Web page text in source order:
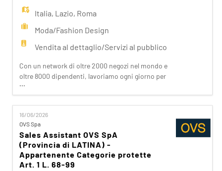
Italia, Lazio, Roma
Moda/Fashion Design
Vendita al dettaglio/Servizi al pubblico
Con un network di oltre 2000 negozi nel mondo e
oltre 8000 dipendenti, lavoriamo ogni giorno per
realizzare la nostra mission di rendere il bello
accessibile a tutti. Facciamo la differenza per i
nostri clienti attraverso i brand del nostro gruppo:
OVS, OVS Kids, UPIM, Blukids, Croff, Les Copains,
Shaka, Goldenpoint, Stefanel. Ogni giorno
prepariam
...
16/06/2026
OVS Spa
Sales Assistant OVS SpA
(Provincia di LATINA) -
Appartenente Categorie protette
Art. 1 L. 68-99